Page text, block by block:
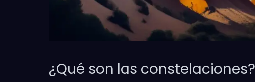
¿Qué son las constelaciones?